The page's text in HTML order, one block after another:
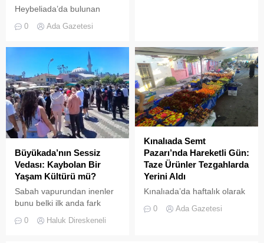
Heybeliada’da bulunan
askeri okul binasının
çatısında, tamirat
çıktı. Gökyüzünü kaplayan
yoğun duman paniğe neden
olurken, itfaiye ekipleri
yangına hızla müdahale etti.
0 Ada Gazetesi
Büyükada’nın Sessiz
Vedası: Kaybolan Bir
Yaşam Kültürü mü?
Sabah vapurundan inenler
bunu belki ilk anda fark
Büyükada’yı elli, altmış yıldır
0 Haluk Direskeneli
Kınalıada Semt
Pazarı’nda Hareketli Gün:
Taze Ürünler Tezgahlarda
Yerini Aldı
Kınalıada’da haftalık olarak
sakinleri ve ziyaretçilerin
0 Ada Gazetesi